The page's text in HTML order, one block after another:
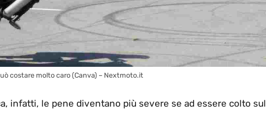
costare molto caro (Canva) – Nextmoto.it
infatti, le pene diventano più severe se ad essere colto sul